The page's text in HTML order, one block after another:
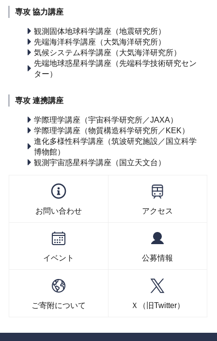
専攻 協力講座
観測固体地球科学講座（地震研究所）
先端海洋科学講座（大気海洋研究所）
気候システム科学講座（大気海洋研究所）
先端地球惑星科学講座（先端科学技術研究セン
ター）
専攻 連携講座
学際理学講座（宇宙科学研究所／JAXA）
学際理学講座（物質構造科学研究所／KEK）
進化多様性科学講座（筑波研究施設／国立科学
博物館）
観測宇宙惑星科学講座（国立天文台）
お問い合わせ アクセス
イベント 公募情報
ご寄附について Ｘ（旧Twitter）